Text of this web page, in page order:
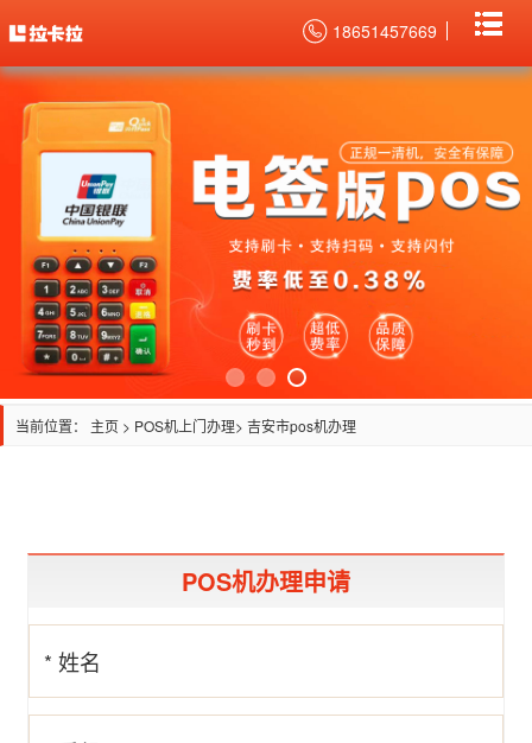
18651457669
当前位置： 主页 > POS机上门办理> 吉安市pos机办理
POS机办理申请
* 姓名